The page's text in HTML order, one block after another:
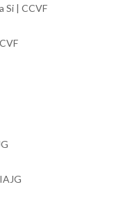
Si | CCVF